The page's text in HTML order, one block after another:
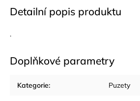
Detailní popis produktu
.
Doplňkové parametry
Kategorie: Puzety